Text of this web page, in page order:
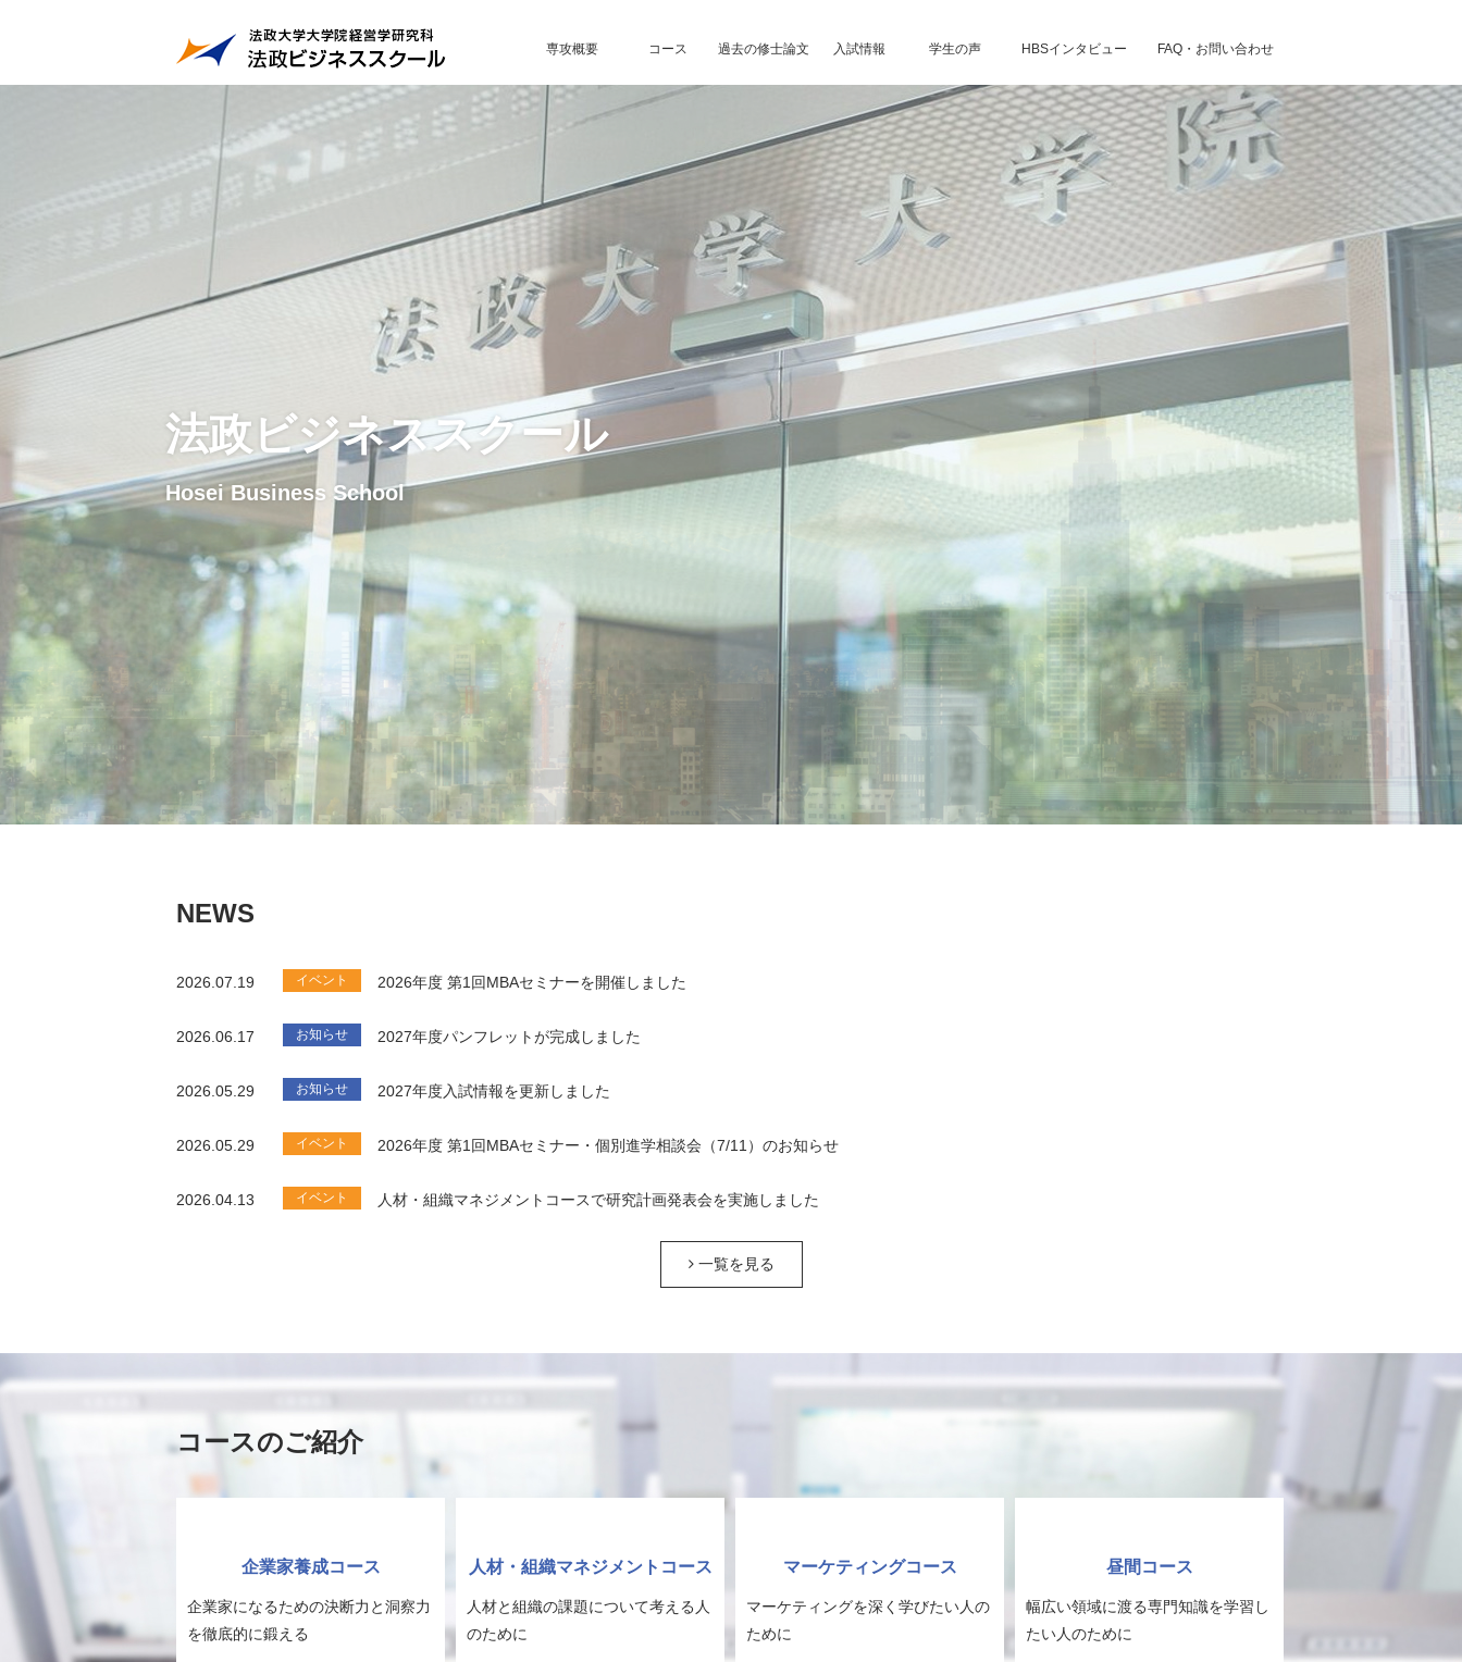
専攻概要 コース 過去の修士論文 入試情報 学生の声 HBSインタビュー FAQ・お問い合わせ
法政ビジネススクール
Hosei Business School
NEWS
2026.07.19 イベント 2026年度 第1回MBAセミナーを開催しました
2026.06.17 お知らせ 2027年度パンフレットが完成しました
2026.05.29 お知らせ 2027年度入試情報を更新しました
2026.05.29 イベント 2026年度 第1回MBAセミナー・個別進学相談会（7/11）のお知らせ
2026.04.13 イベント 人材・組織マネジメントコースで研究計画発表会を実施しました
一覧を見る
コースのご紹介
企業家養成コース
企業家になるための決断力と洞察力
を徹底的に鍛える
人材・組織マネジメントコース
人材と組織の課題について考える人
のために
マーケティングコース
マーケティングを深く学びたい人の
ために
昼間コース
幅広い領域に渡る専門知識を学習し
たい人のために